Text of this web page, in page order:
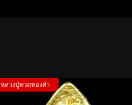
หลวงปู่ทวดทองคำ